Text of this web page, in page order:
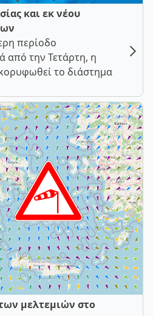
και εκ νέου
περίοδο
από την Τετάρτη, η
το διάστημα
μελτεμιών στο